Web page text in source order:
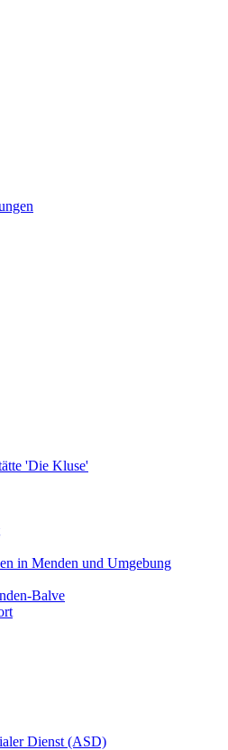
'Die Kluse'
in Menden und Umgebung
Balve
Dienst (ASD)